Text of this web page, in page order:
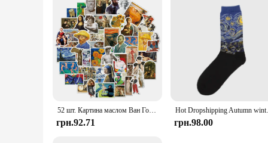
52 шт. Картина маслом Ван Гог Мона Ліза Набір наклейок Водонепроникний чохол для телефону Kawaii Шкіра для ноутбука Вінтажні наклейки Товари для мистецтва
грн.92.71
Hot Dropshipping
грн.98.00